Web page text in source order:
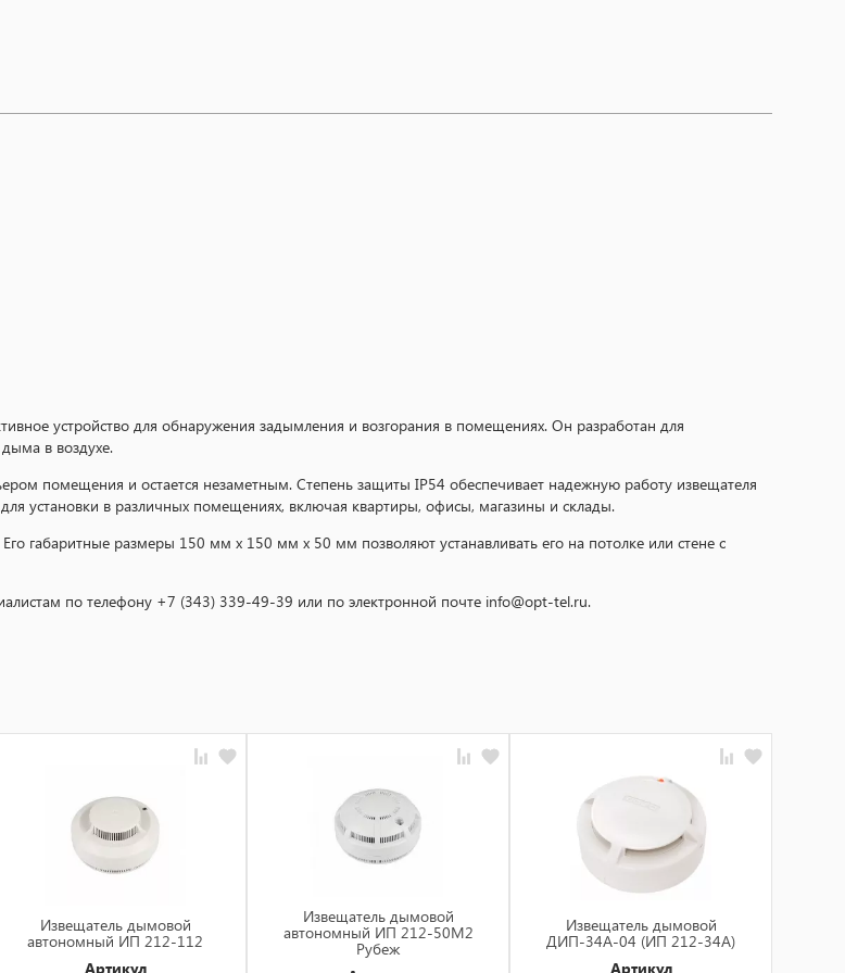
устройство для обнаружения задымления и возгорания в помещениях. Он разработан для
в воздухе.
помещения и остается незаметным. Степень защиты IP54 обеспечивает надежную работу извещателя
установки в различных помещениях, включая квартиры, офисы, магазины и склады.
габаритные размеры 150 мм х 150 мм х 50 мм позволяют устанавливать его на потолке или стене с
по телефону +7 (343) 339-49-39 или по электронной почте info@opt-tel.ru.
Извещатель дымовой
автономный ИП 212-112
Артикул
Извещатель дымовой
автономный ИП 212-50М2
Рубеж
Извещатель дымовой
ДИП-34А-04 (ИП 212-34А)
Артикул